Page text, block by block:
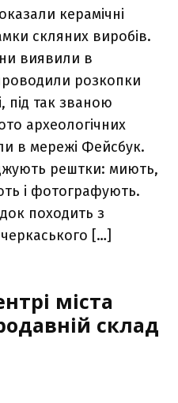
керамічні
скляних виробів.
виявили в
розкопки
під так званою
археологічних
в мережі Фейсбук.
рештки: миють,
і фотографують.
походить з
[…]
міста
склад